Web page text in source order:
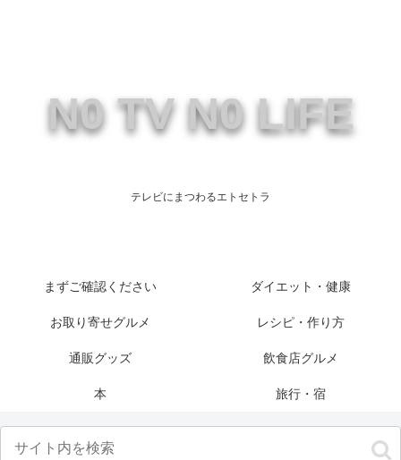
N0 TV N0 LIFE
テレビにまつわるエトセトラ
まずご確認ください ダイエット・健康
お取り寄せグルメ レシピ・作り方
通販グッズ 飲食店グルメ
本 旅行・宿